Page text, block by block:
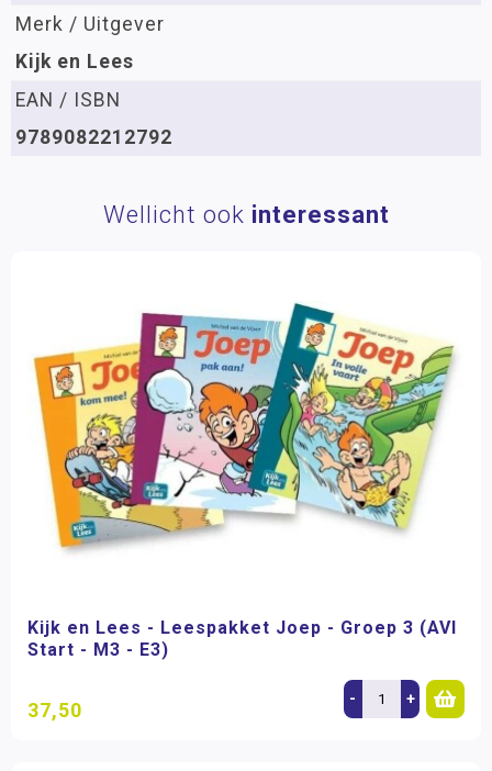
Merk / Uitgever
Kijk en Lees
EAN / ISBN
9789082212792
Wellicht ook interessant
Kijk en Lees - Leespakket Joep - Groep 3 (AVI
Start - M3 - E3)
37,50 - +